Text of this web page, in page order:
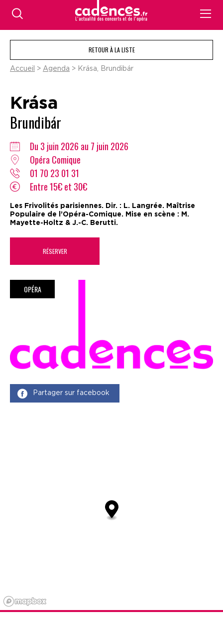
RETOUR À LA LISTE
Accueil > Agenda > Krása, Brundibár
Krása
Brundibár
Du 3 juin 2026 au 7 juin 2026
Opéra Comique
01 70 23 01 31
Entre 15€ et 30€
Les Frivolités parisiennes. Dir. : L. Langrée. Maîtrise
Populaire de l’Opéra-Comique. Mise en scène : M.
Mayette-Holtz & J.-C. Berutti.
RÉSERVER
OPÉRA
Partager sur facebook